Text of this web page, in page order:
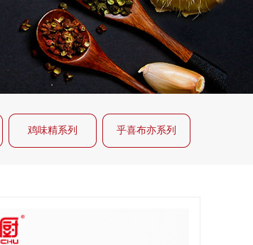
鸡味精系列 乎喜布亦系列